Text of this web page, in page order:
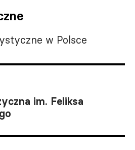
w Polsce
im. Feliksa